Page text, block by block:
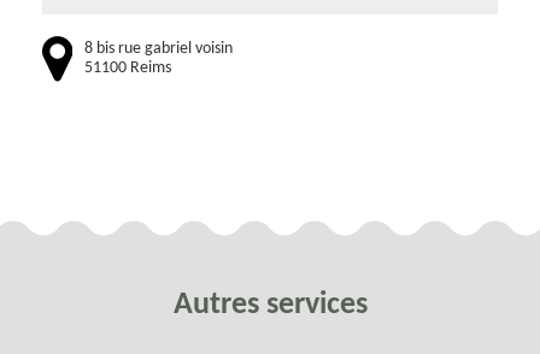
8 bis rue gabriel voisin
51100 Reims
Autres services